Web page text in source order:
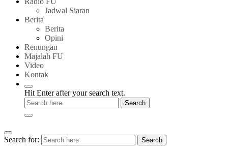
Jadwal Siaran
Berita
Berita
Opini
Renungan
Majalah FU
Video
Kontak
Hit Enter after your search text.
Search for: Search